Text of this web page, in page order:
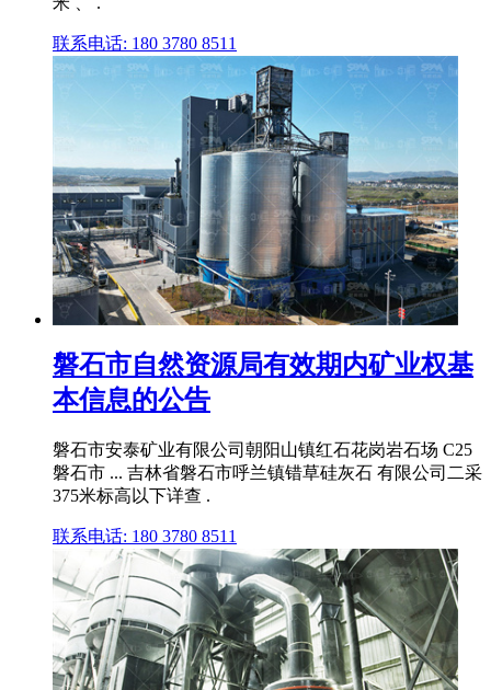
联系电话: 180 3780 8511
磐石市自然资源局有效期内矿业权基
本信息的公告
磐石市安泰矿业有限公司朝阳山镇红石花岗岩石场 C25
磐石市 ... 吉林省磐石市呼兰镇错草硅灰石 有限公司二采
375米标高以下详查 .
联系电话: 180 3780 8511